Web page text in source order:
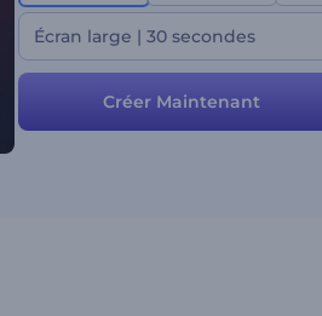
Écran large | 30 secondes
Créer Maintenant